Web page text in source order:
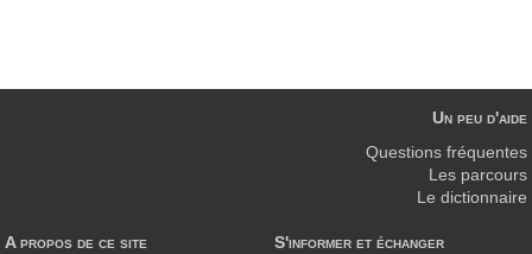
A propos de ce site
S'informer et échanger
Un peu d'aide
Questions fréquentes
Les parcours
Le dictionnaire